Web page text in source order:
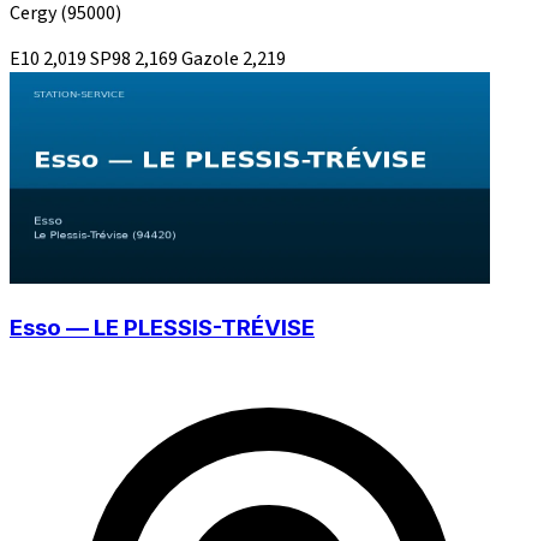
Cergy(95000)
E10 2,019SP98 2,169Gazole 2,219
Esso — LE PLESSIS-TRÉVISE